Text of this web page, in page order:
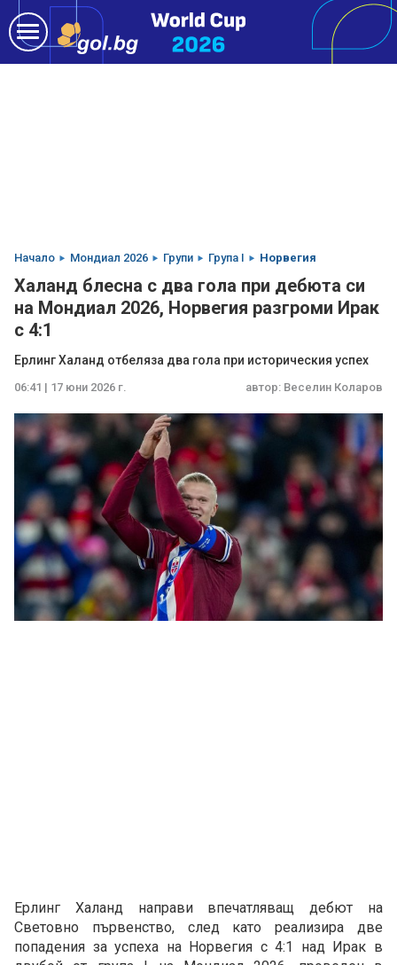
Начало Мондиал 2026 Групи Група I Норвегия
Халанд блесна с два гола при дебюта си
на Мондиал 2026, Норвегия разгроми Ирак
с 4:1
Ерлинг Халанд отбеляза два гола при историческия успех
06:41 | 17 юни 2026 г. автор: Веселин Коларов
Ерлинг Халанд направи впечатляващ дебют на
Световно първенство, след като реализира две
попадения за успеха на Норвегия с 4:1 над Ирак в